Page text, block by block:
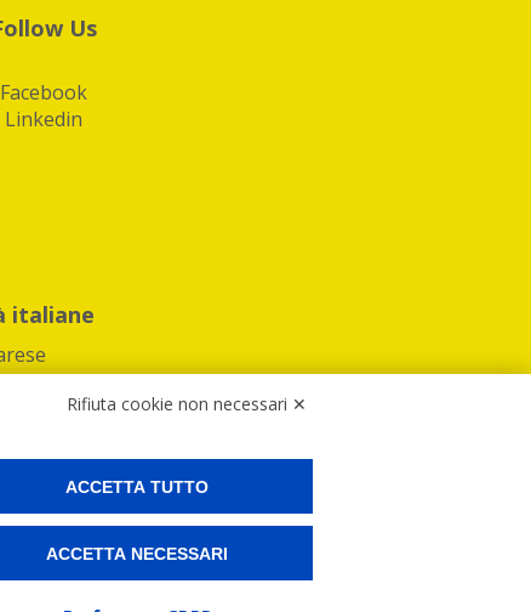
Us
Facebook
Linkedin
italiane
Cookies
spedire i tuoi pacchi.
Rifiuta cookie non necessari ✕
ACCETTA TUTTO
ACCETTA NECESSARI